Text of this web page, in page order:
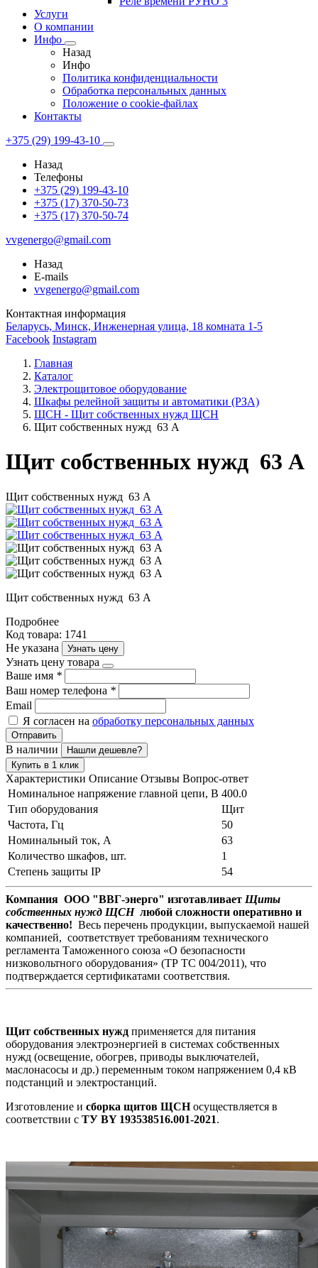
Услуги
О компании
Инфо
Назад
Инфо
Политика конфиденциальности
Обработка персональных данных
Положение о cookie-файлах
Контакты
+375 (29) 199-43-10
Назад
Телефоны
+375 (29) 199-43-10
+375 (17) 370-50-73
+375 (17) 370-50-74
vvgenergo@gmail.com
Назад
E-mails
vvgenergo@gmail.com
Контактная информация
Беларусь, Минск, Инженерная улица, 18 комната 1-5
Facebook Instagram
Главная
Каталог
Электрощитовое оборудование
Шкафы релейной защиты и автоматики (РЗА)
ЩСН - Щит собственных нужд ЩСН
Щит собственных нужд 63 А
Щит собственных нужд 63 А
Щит собственных нужд 63 А
Щит собственных нужд 63 А
Подробнее
Код товара: 1741
Не указана
Узнать цену
Узнать цену товара
Ваше имя *
Ваш номер телефона *
Email
Я согласен на обработку персональных данных
Отправить
В наличии
Нашли дешевле?
Купить в 1 клик
Характеристики Описание Отзывы Вопрос-ответ
Номинальное напряжение главной цепи, В 400.0
Тип оборудования
Щит
Частота, Гц
50
Номинальный ток, А
63
Количество шкафов, шт.
1
Степень защиты IP
54
Компания ООО "ВВГ-энерго" изготавливает Щиты
собственных нужд ЩСН любой сложности оперативно и
качественно! Весь перечень продукции, выпускаемой нашей
компанией, соответствует требованиям технического
регламента Таможенного союза «О безопасности
низковольтного оборудования» (ТР ТС 004/2011), что
подтверждается сертификатами соответствия.
Щит собственных нужд применяется для питания
оборудования электроэнергией в системах собственных
нужд (освещение, обогрев, приводы выключателей,
маслонасосы и др.) переменным током напряжением 0,4 кВ
подстанций и электростанций.
Изготовление и сборка щитов ЩСНосуществляется в
соответствии с ТУ BY 193538516.001-2021.